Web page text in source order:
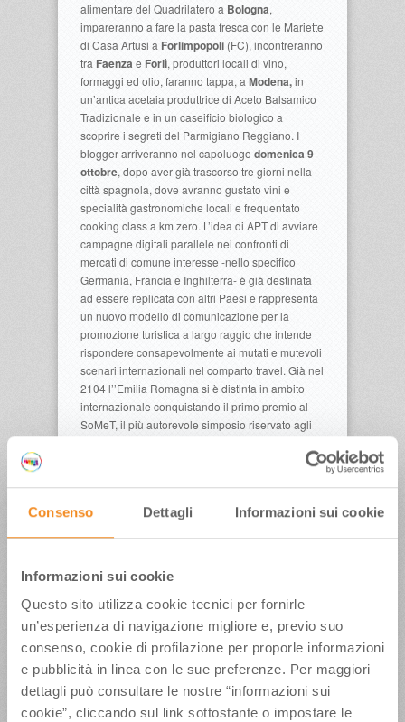
Consenso Dettagli Informazioni sui cookie
Informazioni sui cookie
Questo sito utilizza cookie tecnici per fornirle
un’esperienza di navigazione migliore e, previo suo
consenso, cookie di profilazione per proporle informazioni
e pubblicità in linea con le sue preferenze. Per maggiori
dettagli può consultare le nostre “informazioni sui
cookie”, cliccando sul link sottostante o impostare le
alimentare del Quadrilatero a Bologna,
impareranno a fare la pasta fresca con le Mariette
di Casa Artusi a Forlimpopoli (FC), incontreranno
tra Faenza e Forlì, produttori locali di vino,
formaggi ed olio, faranno tappa, a Modena,in
un’antica acetaia produttrice di Aceto Balsamico
Tradizionale e in un caseificio biologico a
scoprire i segreti del Parmigiano Reggiano. I
blogger arriveranno nel capoluogo domenica 9
ottobre, dopo aver già trascorso tre giorni nella
città spagnola, dove avranno gustato vini e
specialità gastronomiche locali e frequentato
cooking class a km zero. L’idea di APT di avviare
campagne digitali parallele nei confronti di
mercati di comune interesse -nello specifico
Germania, Francia e Inghilterra- è già destinata
ad essere replicata con altri Paesi e rappresenta
un nuovo modello di comunicazione per la
promozione turistica a largo raggio che intende
rispondere consapevolmente ai mutati e mutevoli
scenari internazionali nel comparto travel. Già nel
2104 l’’Emilia Romagna si è distinta in ambito
internazionale conquistando il primo premio al
SoMeT, il più autorevole simposio riservato agli
con Blogville: il progetto, avviato da APT Servizi
ed ospitato in Emilia Romagna 200 top travel
significativo impatto in termini di visibilità.
Per seguire il blogtrip attraverso gli hastag sulle
principali piattaforme social: #eurofoodtrip
#inEmiliaRomagna
Ufficio Stampa Apt Servizi – Tel. 0541-430190 –